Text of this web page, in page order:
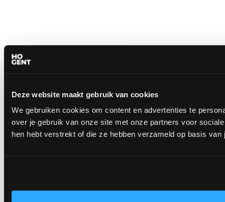
Deze website maakt gebruik van cookies
We gebruiken cookies om content en advertenties te
over je gebruik van onze site met onze partners voor
hen hebt verstrekt of die ze hebben verzameld op basis van